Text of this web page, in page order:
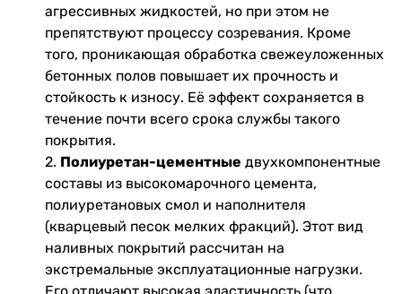
агрессивных жидкостей, но при этом не
препятствуют процессу созревания. Кроме
того, проникающая обработка свежеуложенных
бетонных полов повышает их прочность и
стойкость к износу. Её эффект сохраняется в
течение почти всего срока службы такого
покрытия.
2. Полиуретан-цементные двухкомпонентные
составы из высокомарочного цемента,
полиуретановых смол и наполнителя
(кварцевый песок мелких фракций). Этот вид
наливных покрытий рассчитан на
экстремальные эксплуатационные нагрузки.